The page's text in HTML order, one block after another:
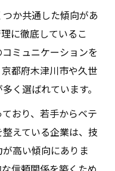
か共通した傾向があ
に徹底しているこ
ミュニケーションを
都府木津川市や久世
く選ばれています。
おり、若手からベテ
えている企業は、技
高い傾向にありま